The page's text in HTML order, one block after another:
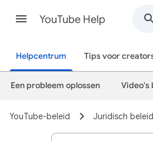
YouTube Help
Helpcentrum Tips voor
Een probleem oplossen Video's
YouTube-beleid Juridisch beleid